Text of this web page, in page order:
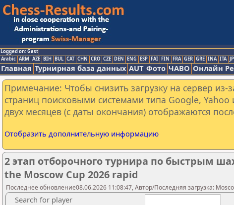
Logged on: Gast
Arabic ARM AZE BIH BUL CAT CHN CRO CZE DEN ENG ESP FAI FIN FRA GER GRE INA ITA
Главная Турнирная база данных AUT Фото ЧАВО Онлайн
Примечание: Чтобы снизить загрузку на сервер из-
страниц поисковыми системами типа Google,
двух месяцев (с даты окончания) отображаются
Отобразить дополнительную информацию
2 этап отборочного турнира по быстрым
the Moscow Cup 2026 rapid
Последнее обновление08.06.2026 11:08:47, Автор/Последняя загрузка:
Search for player